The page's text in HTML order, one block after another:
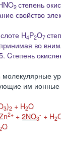
2 степень
свойство
H4P2O7
во
Cтепень
молекулярные
им ионные
3)2+ H2O
2++ 2NO3
- + H2
O